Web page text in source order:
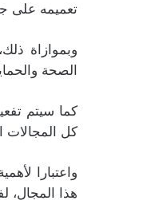
تعميمه على
وبموازاة
الصحة
كما سيتم
كل المجالات
واعتبارا
هذا المجال،